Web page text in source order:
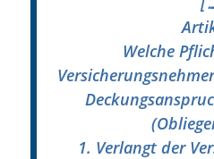
Welche
1. Verlangt der